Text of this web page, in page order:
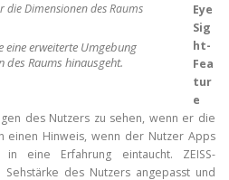
eine erweiterte Umgebung
des Raums hinausgeht.
Eye
Sig
ht-
Fea
tur
e
des Nutzers zu sehen, wenn er die
einen Hinweis, wenn der Nutzer Apps
eine Erfahrung eintaucht. ZEISS-
des Nutzers angepasst und